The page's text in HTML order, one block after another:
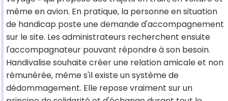
même en avion. En pratique, la personne en situation
de handicap poste une demande d'accompagnement
sur le site. Les administrateurs recherchent ensuite
l'accompagnateur pouvant répondre à son besoin.
Handivalise souhaite créer une relation amicale et non
rémunérée, même s'il existe un système de
dédommagement. Elle repose vraiment sur un